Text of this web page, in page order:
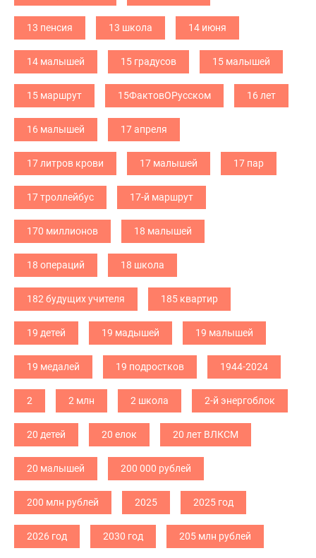
13 пенсия 13 школа 14 июня
14 малышей 15 градусов 15 малышей
15 маршрут 15ФактовОРусском 16 лет
16 малышей 17 апреля
17 литров крови 17 малышей 17 пар
17 троллейбус 17-й маршрут
170 миллионов 18 малышей
18 операций 18 школа
182 будущих учителя 185 квартир
19 детей 19 мадышей 19 малышей
19 медалей 19 подростков 1944-2024
2 2 млн 2 школа 2-й энергоблок
20 детей 20 елок 20 лет ВЛКСМ
20 малышей 200 000 рублей
200 млн рублей 2025 2025 год
2026 год 2030 год 205 млн рублей